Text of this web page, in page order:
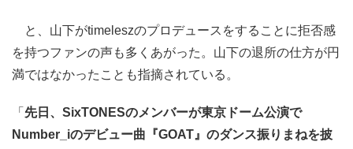
と、山下がtimeleszのプロデュースをすることに拒否感
を持つファンの声も多くあがった。山下の退所の仕方が円
満ではなかったことも指摘されている。
「 先日、SixTONESのメンバーが東京ドーム公演で
Number_iのデビュー曲『GOAT』のダンス振りまねを披